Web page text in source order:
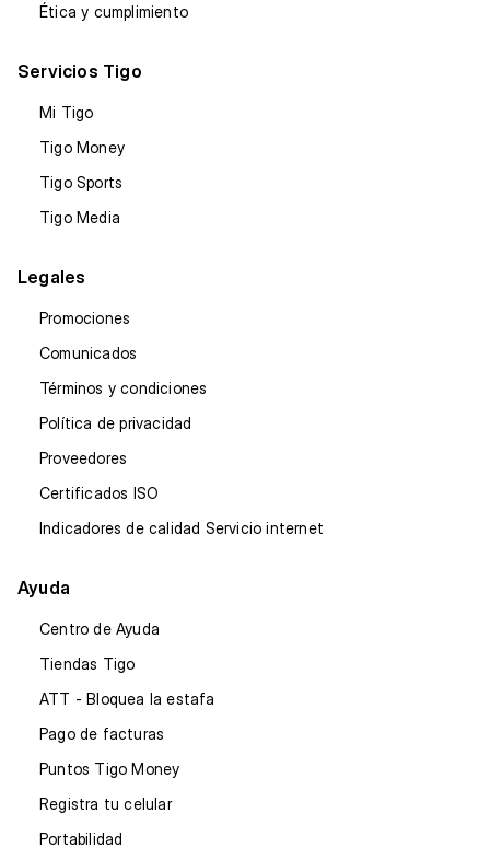
Ética y cumplimiento
Servicios Tigo
Mi Tigo
Tigo Money
Tigo Sports
Tigo Media
Legales
Promociones
Comunicados
Términos y condiciones
Política de privacidad
Proveedores
Certificados ISO
Indicadores de calidad Servicio internet
Ayuda
Centro de Ayuda
Tiendas Tigo
ATT - Bloquea la estafa
Pago de facturas
Puntos Tigo Money
Registra tu celular
Portabilidad